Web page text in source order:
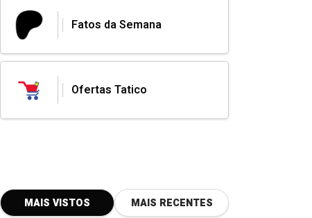
Fatos da Semana
Ofertas Tatico
NOTÍCIAS - APARECIDA